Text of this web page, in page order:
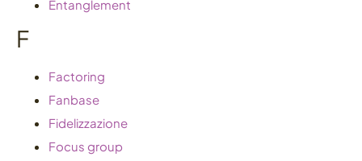
Entanglement
F
Factoring
Fanbase
Fidelizzazione
Focus group